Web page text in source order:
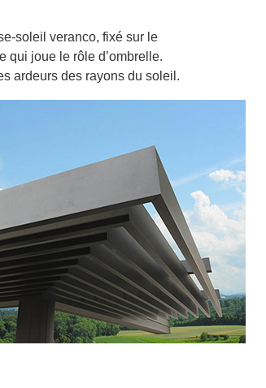
soleil veranco, fixé sur le
qui joue le rôle d’ombrelle.
ardeurs des rayons du soleil.